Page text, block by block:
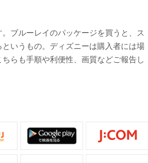
ブルーレイのパッケージを買うと、ス
いうもの。ディズニーは購入者には場
らも手順や利便性、画質などご報告し